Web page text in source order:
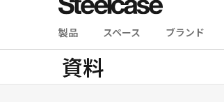
製品 スペース ブランド
資料